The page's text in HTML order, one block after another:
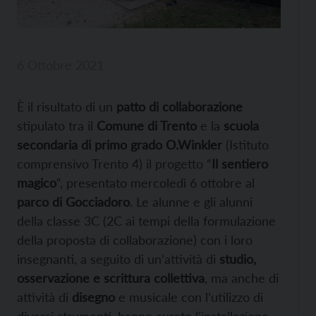
È il risultato di un patto di collaborazione
stipulato tra il Comune di Trento e la scuola
secondaria di primo grado O.Winkler (Istituto
comprensivo Trento 4) il progetto “Il sentiero
magico“, presentato mercoledì 6 ottobre al
parco di Gocciadoro. Le alunne e gli alunni
della classe 3C (2C ai tempi della formulazione
della proposta di collaborazione) con i loro
insegnanti, a seguito di un’attività di studio,
osservazione e scrittura collettiva , ma anche di
attività di disegno e musicale con l’utilizzo di